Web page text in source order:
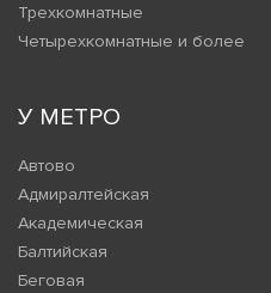
Трехкомнатные
Четырехкомнатные и более
У МЕТРО
Автово
Адмиралтейская
Академическая
Балтийская
Беговая